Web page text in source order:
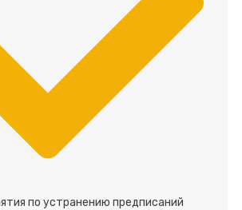
по устранению предписаний